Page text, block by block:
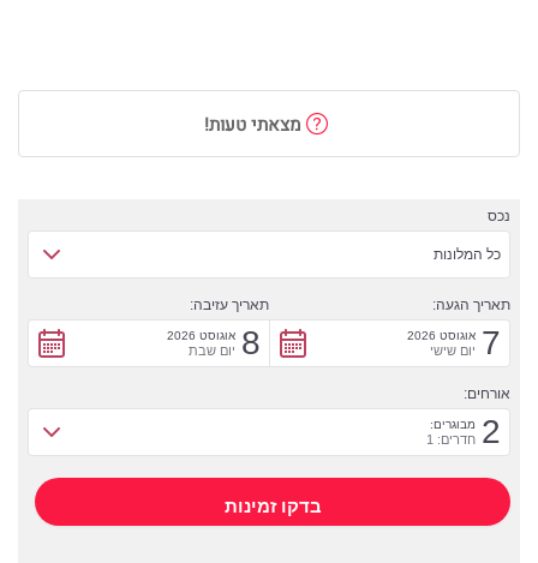
מצאתי טעות!
נכס
כל המלונות
תאריך הגעה:
7 אוגוסט 2026
יום שישי
תאריך עזיבה:
8 אוגוסט 2026
יום שבת
אורחים:
2 מבוגרים:
חדרים: 1